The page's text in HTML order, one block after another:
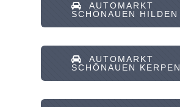
AUTOMARKT
SCHÖNAUEN HILDEN
AUTOMARKT
SCHÖNAUEN KERPEN